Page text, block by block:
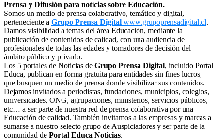
Prensa y Difusión para noticias sobre Educación.
Somos un medio de prensa colaborativo, temático y digital,
perteneciente a Grupo Prensa Digital www.grupoprensadigital.cl.
Damos visibilidad a temas del área Educación, mediante la
publicación de contenidos de calidad, con una audiencia de
profesionales de todas las edades y tomadores de decisión del
ámbito público y privado.
Los 5 portales de Noticias de Grupo Prensa Digital, incluido Portal
Educa, publican en forma gratuita para entidades sin fines lucros,
que busquen un medio de prensa donde visibilizar sus contenidos.
Dejamos invitados a periodistas, fundaciones, municipios, colegios,
universidades, ONG, agrupaciones, ministerios, servicios públicos,
etc… a ser parte de nuestra red de prensa colaborativa por una
Educación de calidad. También invitamos a las empresas y marcas a
sumarse a nuestro selecto grupo de Auspiciadores y ser parte de la
comunidad de Portal Educa Noticias.